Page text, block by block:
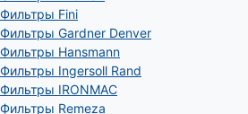
Фильтры Fini
Фильтры Gardner Denver
Фильтры Hansmann
Фильтры Ingersoll Rand
Фильтры IRONMAC
Фильтры Remeza